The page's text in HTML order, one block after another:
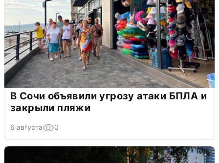
В Сочи объявили угрозу атаки БПЛА и
закрыли пляжи
6 августа 0